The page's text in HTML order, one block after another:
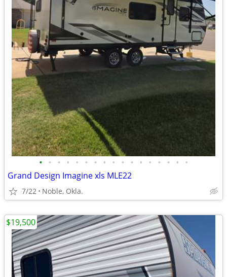
• • • • • • • • • • • • • • • • •
Grand Design Imagine xls MLE22
7/22 Noble, Okla.
$19,500